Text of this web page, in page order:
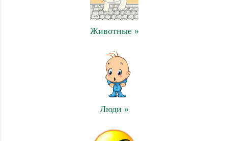
Животные »
Люди »